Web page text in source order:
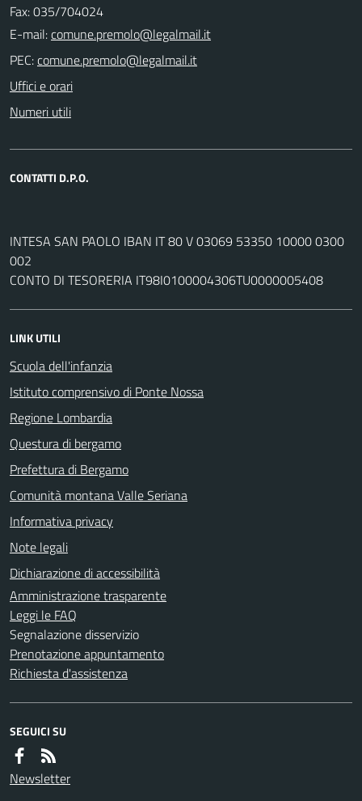
Fax: 035/704024
E-mail:
PEC:
Uffici e orari
Numeri utili
CONTATTI D.P.O.
INTESA SAN PAOLO IBAN IT 80 V 03069 53350 10000 0300
002
CONTO DI TESORERIA IT98I0100004306TU0000005408
LINK UTILI
Scuola dell'infanzia
Istituto comprensivo di Ponte Nossa
Regione Lombardia
Questura di bergamo
Prefettura di Bergamo
Comunità montana Valle Seriana
Informativa privacy
Note legali
Dichiarazione di accessibilità
Amministrazione trasparente
Leggi le FAQ
Segnalazione disservizio
Prenotazione appuntamento
Richiesta d'assistenza
SEGUICI SU
Newsletter